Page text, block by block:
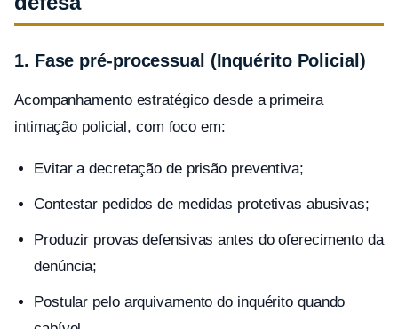
1. Fase pré-processual (Inquérito Policial)
Acompanhamento estratégico desde a primeira
intimação policial, com foco em:
Evitar a decretação de prisão preventiva;
Contestar pedidos de medidas protetivas abusivas;
Produzir provas defensivas antes do oferecimento da
denúncia;
Postular pelo arquivamento do inquérito quando